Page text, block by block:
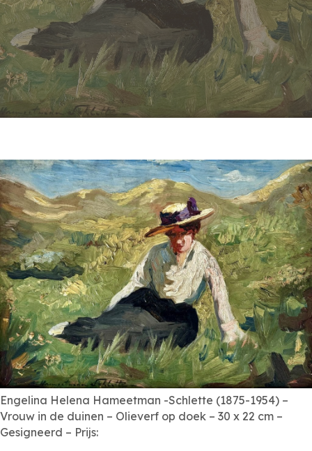
Engelina Helena Hameetman -Schlette (1875-1954) –
Vrouw in de duinen – Olieverf op doek – 30 x 22 cm –
Gesigneerd – Prijs: